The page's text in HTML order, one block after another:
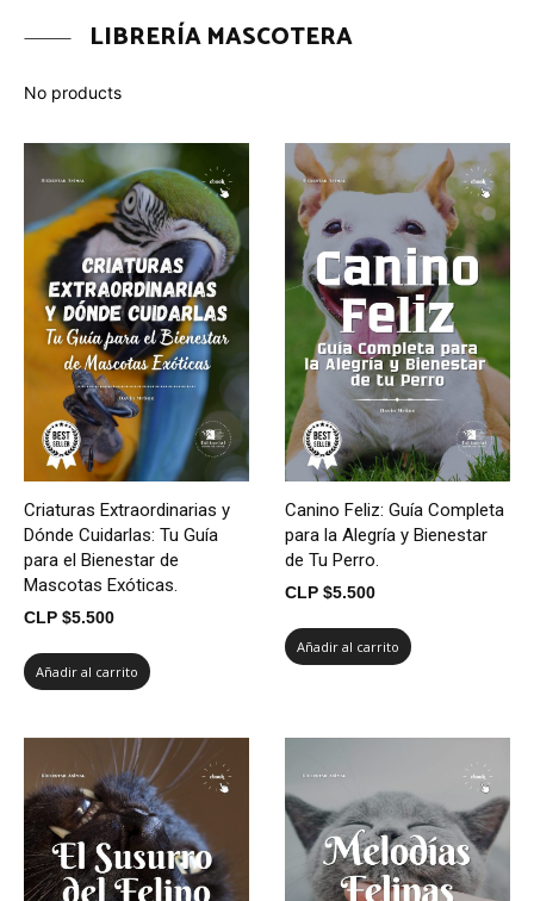
LIBRERÍA MASCOTERA
Criaturas Extraordinarias y
Dónde Cuidarlas: Tu Guía
para el Bienestar de
Mascotas Exóticas.
CLP $5.500
Añadir al carrito
Canino Feliz: Guía Completa
para la Alegría y Bienestar
de Tu Perro.
CLP $5.500
Añadir al carrito